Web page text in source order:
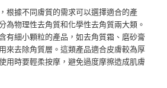
根據不同膚質的需求可以選擇適合的產
為物理性去角質和化學性去角質兩大類。
有細小顆粒的產品，如去角質霜、磨砂膏
來去除角質層。這類產品適合皮膚較為厚
用時要輕柔按摩，避免過度摩擦造成肌膚